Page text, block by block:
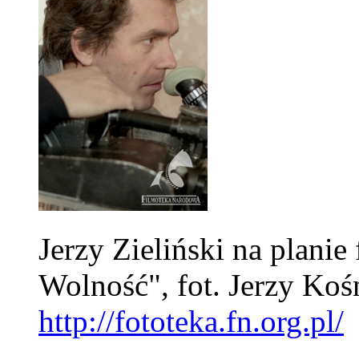
Jerzy Zieliński na
Wolność", fot. Jerzy
http://fototeka.fn.org.pl/